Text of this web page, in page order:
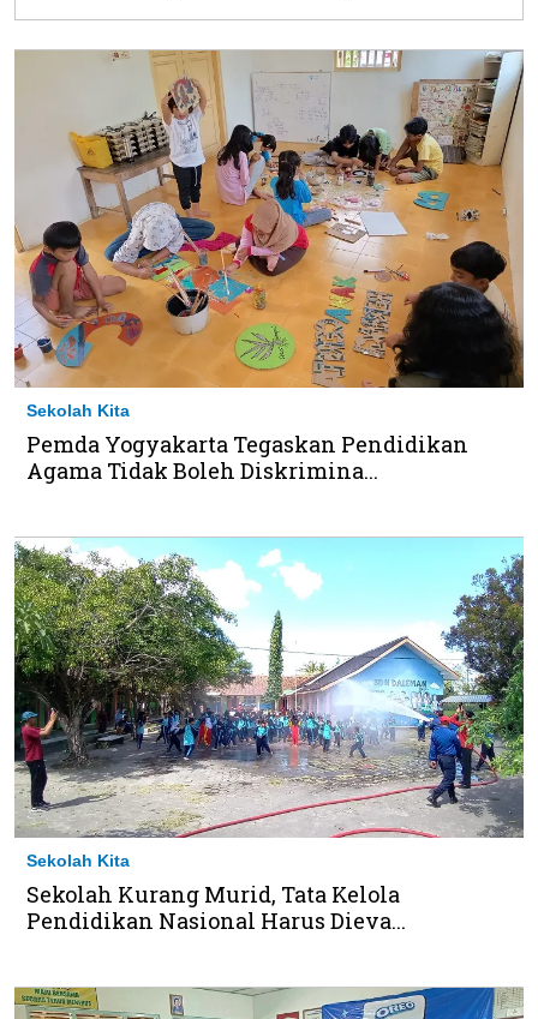
Sekolah Kita
Pemda Yogyakarta Tegaskan Pendidikan
Agama Tidak Boleh Diskrimina...
Sekolah Kita
Sekolah Kurang Murid, Tata Kelola
Pendidikan Nasional Harus Dieva...